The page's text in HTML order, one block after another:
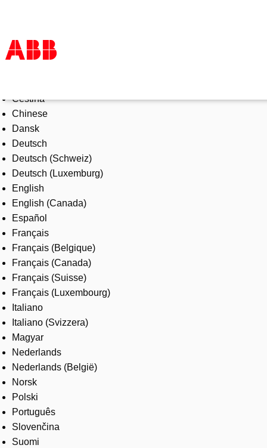
Products & Solutions
Industries
Services
About us
Where to buy
Contact us
Careers
Čeština
Chinese
Dansk
Deutsch
Deutsch (Schweiz)
Deutsch (Luxemburg)
English
English (Canada)
Español
Français
Français (Belgique)
Français (Canada)
Français (Suisse)
Français (Luxembourg)
Italiano
Italiano (Svizzera)
Magyar
Nederlands
Nederlands (België)
Norsk
Polski
Português
Slovenčina
Suomi